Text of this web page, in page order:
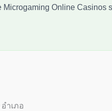
ำเภอ